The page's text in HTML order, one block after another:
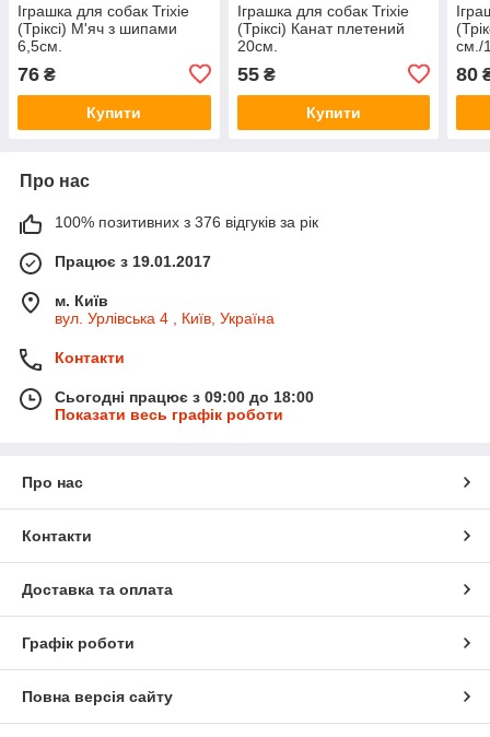
Іграшка для собак Trixie
(Тріксі) М'яч з шипами
6,5см.
76 ₴
Купити
Іграшка для собак Trixie
(Тріксі) Канат плетений
20см.
55₴
Купити
см./
80
Про нас
100% позитивних з 376 відгуків за рік
Працює з 19.01.2017
м. Київ
вул. Урлівська 4 , Київ, Україна
Контакти
Сьогодні працює з 09:00 до 18:00
Показати весь графік роботи
Про нас
Контакти
Доставка та оплата
Графік роботи
Повна версія сайту